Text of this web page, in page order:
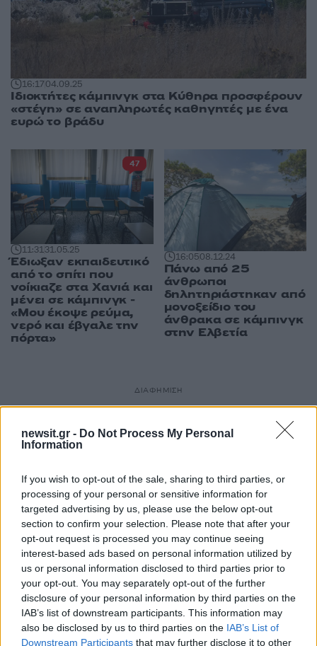
newsit.gr - Do Not Process My Personal
Information
If you wish to opt-out of the sale, sharing to third parties, or
processing of your personal or sensitive information for
targeted advertising by us, please use the below opt-out
section to confirm your selection. Please note that after your
opt-out request is processed you may continue seeing
interest-based ads based on personal information utilized by
us or personal information disclosed to third parties prior to
your opt-out. You may separately opt-out of the further
disclosure of your personal information by third parties on the
IAB’s list of downstream participants. This information may
also be disclosed by us to third parties on the IAB’s List of
Downstream Participants that may further disclose it to other
16:1704.09.25
Ιδιοκτήτες κάμπινγκ στα Κύθηρα προσφέρουν
«στέγη» σε αναπληρωτές καθηγητές με ένα
ευρώ το βράδυ
11:3131.05.25
Έδιωξαν εκπαιδευτικό
από το σπίτι που
νοίκιαζε στα Χανιά και
μένει σε κάμπινγκ -
«Μου έκοψε ρεύμα,
νερό και έβγαλε την
πόρτα»
47
16:0508.12.24
Πάνω από 25
άνθρωποι
δηλητηριάστηκαν από
μονοξείδιο του
άνθρακα σε κάμπινγκ
στην Ελβετία
ΔΙΑΦΗΜΙΣΗ